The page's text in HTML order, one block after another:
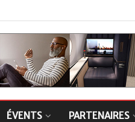
ÉVENTS PARTENAIRES